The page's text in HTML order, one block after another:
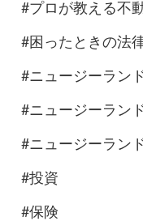
#プロが教える不
#困ったときの法
#ニュージーラン
#ニュージーラン
#ニュージーラン
#投資
#保険